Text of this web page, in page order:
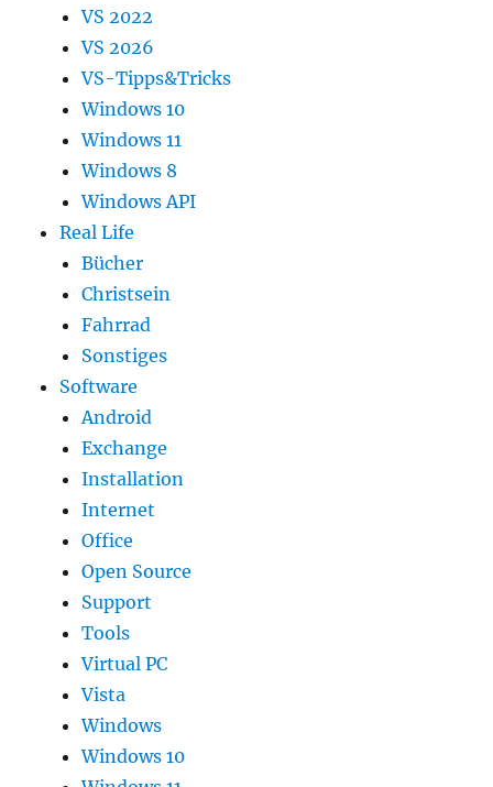
VS 2022
VS 2026
VS-Tipps&Tricks
Windows 10
Windows 11
Windows 8
Windows API
Real Life
Bücher
Christsein
Fahrrad
Sonstiges
Software
Android
Exchange
Installation
Internet
Office
Open Source
Support
Tools
Virtual PC
Vista
Windows
Windows 10